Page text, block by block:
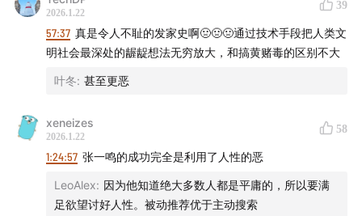
1:35:21头条号生态的建立与行业变革
2:12:17
张一鸣长大的地方，龙岩市培丰镇积庆楼
2026.1.22
39
57:37 真是令人不耻的发家史啊🤢🤢🤢通过技术手段把人类文
明社会最深处的龌龊想法无穷放大，和搞黄赌毒的区别不大
叶冬: 甚至更恶
xeneizes
2026.1.22
58
1:24:57 张一鸣的成功完全是利用了人性的恶
LeoAlex: 因为他知道绝大多数人都是平庸的，所以要满
足欲望讨好人性。被动推荐优于主动搜索